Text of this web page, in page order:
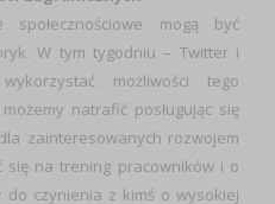
mogą być
W tym tygodniu – Twitter i
możliwości tego
natrafić posługując się
zainteresowanych rozwojem
się na trening pracowników i o
do czynienia z kimś o wysokiej